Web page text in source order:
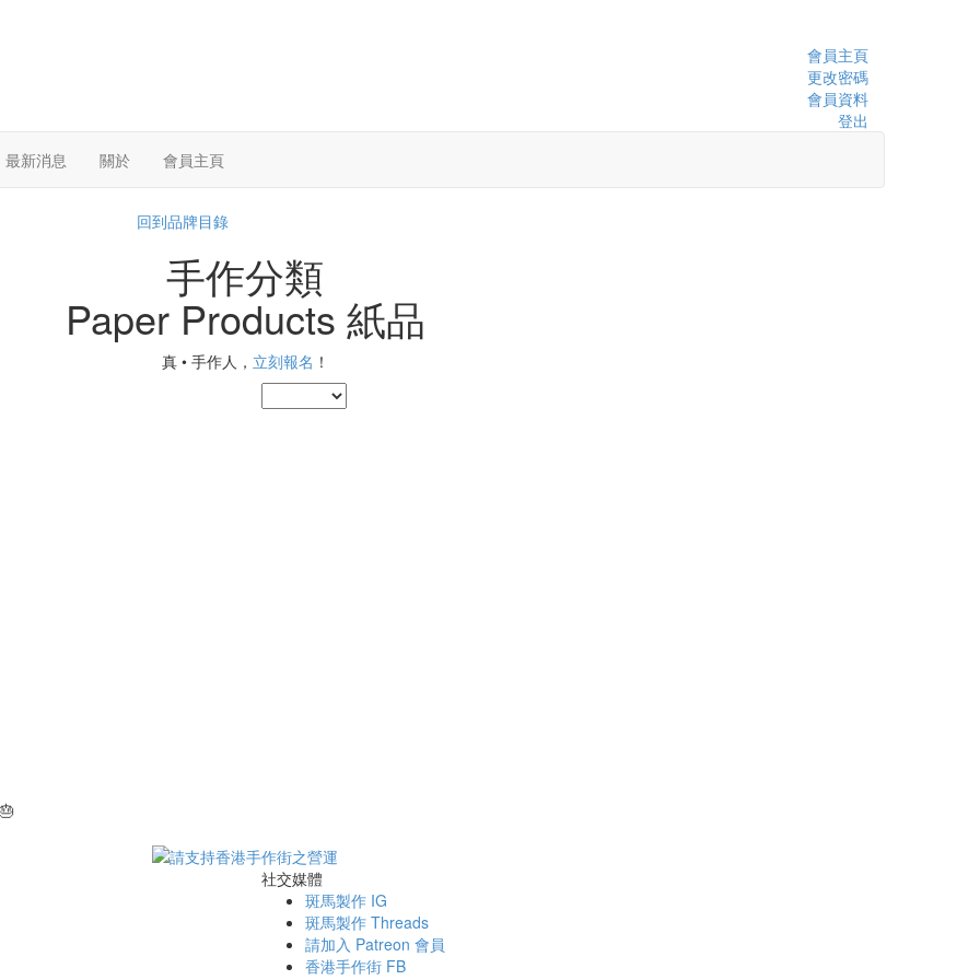
會員主頁
更改密碼
會員資料
登出
最新消息
關於 會員主頁
回到品牌目錄
手作分類
Paper Products 紙品
真 • 手作人， 立刻報名 ！
社交媒體
斑馬製作 IG
斑馬製作 Threads
請加入 Patreon 會員
香港手作街 FB